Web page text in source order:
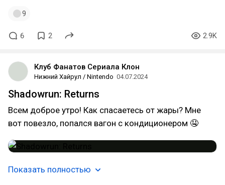
9
6 2 2.9K
Клуб Фанатов Сериала Клон
Нижний Хайрул / Nintendo 04.07.2024
Shadowrun: Returns
Всем доброе утро! Как спасаетесь от жары? Мне
вот повезло, попался вагон с кондиционером 🤤
Показать полностью